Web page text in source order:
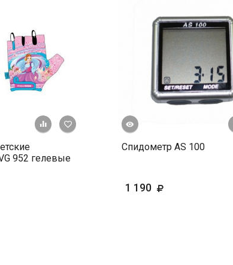
+ К сравнению
В избранное
952 гелевые
Быстрый просмотр
Спидометр AS 100
1 190